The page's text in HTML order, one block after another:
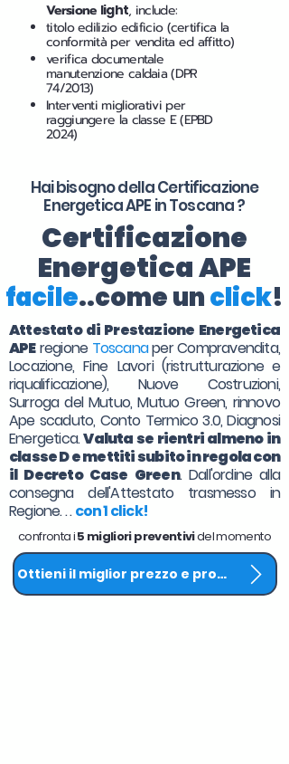
Versione light, include:
titolo edilizio edificio (certifica la
conformità per vendita ed affitto)
verifica documentale
manutenzione caldaia (DPR
74/2013)
Interventi migliorativi per
raggiungere la classe E (EPBD
2024)
Hai bisogno della Certificazione
Energetica APE inToscana?
Certificazione
Energetica APE
facile..come unclick!
Attestato di Prestazione Energetica
APEregione Toscanaper Compravendita,
Locazione, Fine Lavori (ristrutturazione e
riqualificazione), Nuove Costruzioni,
Surroga del Mutuo, Mutuo Green, rinnovo
Ape scaduto, Conto Termico 3.0, Diagnosi
Energetica.Valuta se rientri almeno in
classe D e mettiti subito in regola con
il Decreto Case Green. Dall'ordine alla
consegna dell'Attestato trasmesso in
Regione. . .con 1 click!
confronta i5 migliori preventividel momento
Ottieni il miglior prezzo e procedi